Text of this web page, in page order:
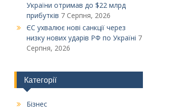
України отримав до $22 млрд
прибутків 7 Серпня, 2026
ЄС ухвалює нові санкції через
низку нових ударів РФ по Україні 7
Серпня, 2026
Категорії
Бізнес